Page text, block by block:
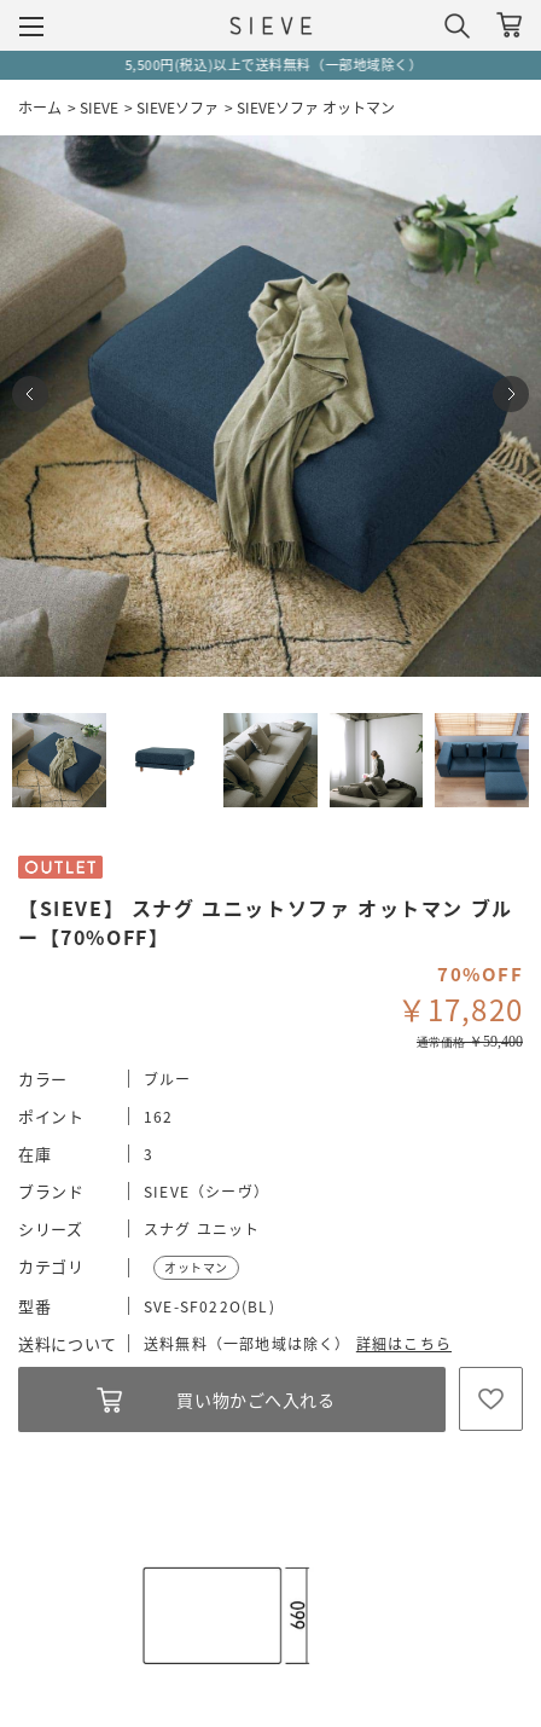
5,500円(税込)以上で送料無料（一部地域除く）
ホーム >SIEVE >SIEVEソファ >SIEVEソファ オットマン
【SIEVE】 スナグ ユニットソファ オットマン ブル
ー【70%OFF】
70%OFF
￥17,820
通常価格￥59,400
カラー ブルー
ポイント 162
在庫 3
ブランド SIEVE（シーヴ）
シリーズ スナグ ユニット
カテゴリ オットマン
型番 SVE-SF022O(BL)
送料について 送料無料（一部地域は除く） 詳細はこちら